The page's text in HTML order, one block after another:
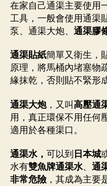
在家自己通渠主要使用
工具，一般會使用通渠
泵、通渠大炮、 通渠膠
通渠貼紙簡單又衛生，
原理，將馬桶內堵塞物
緣抹乾，否則貼不緊形
通渠大炮，又叫高壓通
用，真正環保不用任何
適用於各種渠口。
通渠水， 可以到 日本城
水有雙魚牌通渠水、 通
非常危險，其成為主要